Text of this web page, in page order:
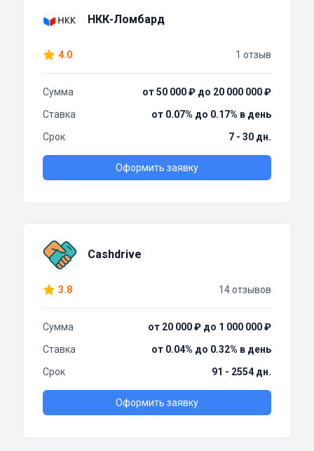
НКК-Ломбард
4.0 1 отзыв
Сумма
от 50 000 ₽ до 20 000 000 ₽
Ставка
от 0.07% до 0.17% в день
Срок
7 - 30 дн.
Оформить заявку
Cashdrive
3.8 14 отзывов
Сумма
от 20 000 ₽ до 1 000 000 ₽
Ставка
от 0.04% до 0.32% в день
Срок
91 - 2554 дн.
Оформить заявку